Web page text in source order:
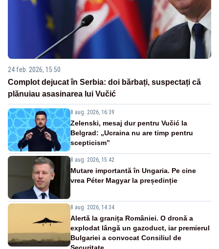
24 feb. 2026, 15:50
Complot dejucat în Serbia: doi bărbați, suspectați că
plănuiau asasinarea lui Vučić
8 aug. 2026, 16:39
Zelenski, mesaj dur pentru Vučić la
Belgrad: „Ucraina nu are timp pentru
scepticism”
8 aug. 2026, 15:42
Mutare importantă în Ungaria. Pe cine
vrea Péter Magyar la președinție
8 aug. 2026, 14:34
Alertă la granița României. O dronă a
explodat lângă un gazoduct, iar premierul
Bulgariei a convocat Consiliul de
Securitate